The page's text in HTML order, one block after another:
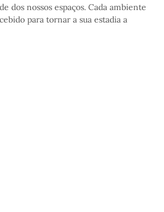
dos nossos espaços. Cada ambiente
para tornar a sua estadia a